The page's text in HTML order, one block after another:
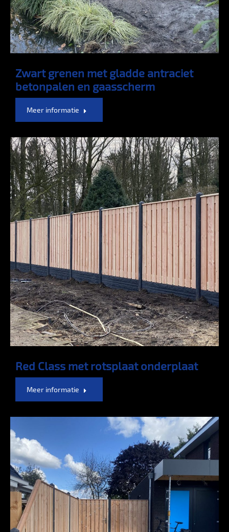
Zwart grenen met gladde antraciet
betonpalen en gaasscherm
Meer informatie
Red Class met rotsplaat onderplaat
Meer informatie